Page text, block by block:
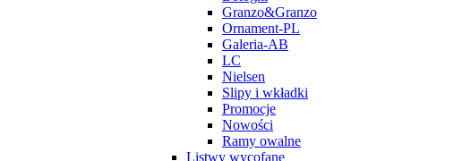
Granzo&Granzo
Ornament-PL
Galeria-AB
LC
Nielsen
Slipy i wkładki
Promocje
Nowości
Ramy owalne
Listwy wycofane